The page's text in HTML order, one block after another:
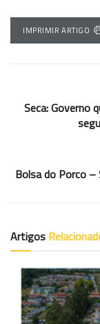
IMPRIMIR ARTIGO
Seca: Governo
Bolsa do Porco
Artigos